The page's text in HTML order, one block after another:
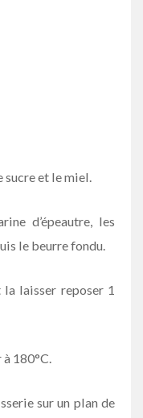
sucre et le miel.
d’épeautre, les
le beurre fondu.
laisser reposer 1
180°C.
sur un plan de